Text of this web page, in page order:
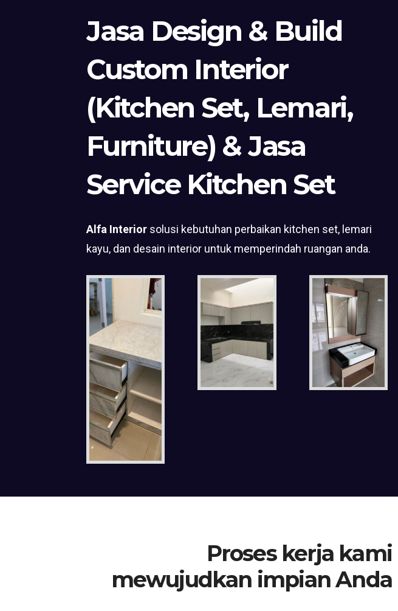
Jasa Design & Build
Custom Interior
(Kitchen Set, Lemari,
Furniture) & Jasa
Service Kitchen Set
Alfa Interior solusi kebutuhan perbaikan kitchen set, lemari
kayu, dan desain interior untuk memperindah ruangan anda.
Proses kerja kami
mewujudkan impian Anda